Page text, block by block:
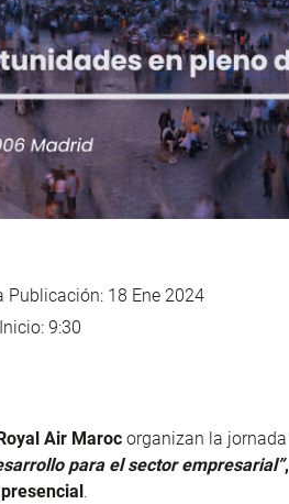
Publicación: 18 Ene 2024
9:30
Air Maroc organizan la jornada
para el sector empresarial”,
presencial.